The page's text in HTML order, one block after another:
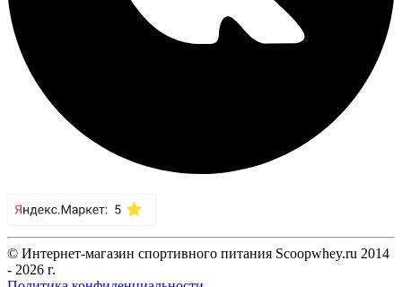
© Интернет-магазин спортивного питания Scoopwhey.ru 2014
- 2026 г.